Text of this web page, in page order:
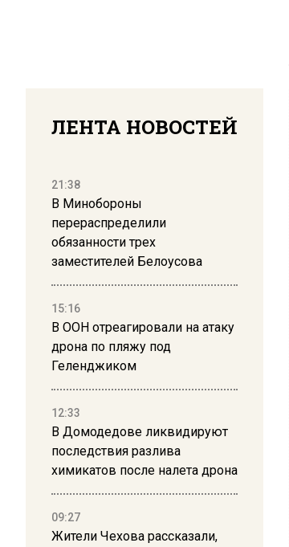
ЛЕНТА НОВОСТЕЙ
21:38
В Минобороны
перераспределили
обязанности трех
заместителей Белоусова
15:16
В ООН отреагировали на атаку
дрона по пляжу под
Геленджиком
12:33
В Домодедове ликвидируют
последствия разлива
химикатов после налета дрона
09:27
Жители Чехова рассказали,